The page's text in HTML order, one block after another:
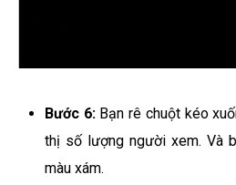
Bước 6:Bạn rê chuột kéo
thị số lượng người xem. Và
màu xám.